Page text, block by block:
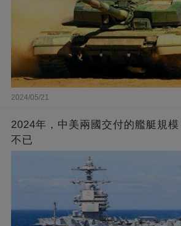
2024/05/21
2024年，中美兩國交付的艦艇規
不已